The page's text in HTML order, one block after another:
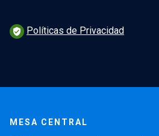
verified_user Políticas de Privacidad
MESA CENTRAL